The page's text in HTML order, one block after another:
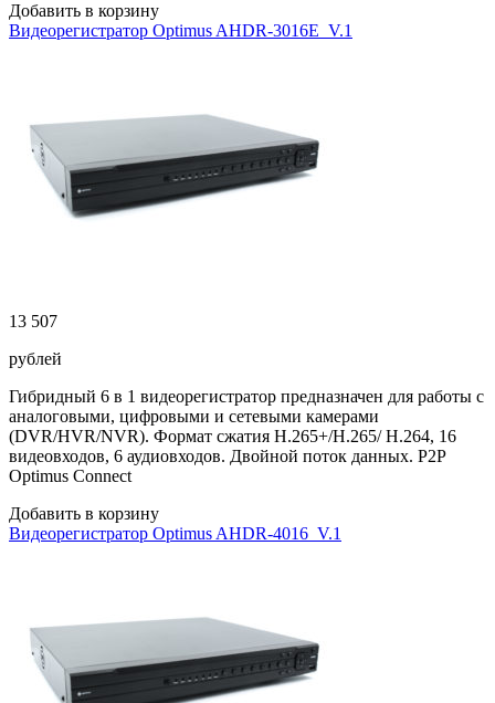
Добавить в корзину
Видеорегистратор Optimus AHDR-3016E_V.1
13 507
рублей
Гибридный 6 в 1 видеорегистратор предназначен для работы с
аналоговыми, цифровыми и сетевыми камерами
(DVR/HVR/NVR). Формат сжатия H.265+/H.265/ H.264, 16
видеовходов, 6 аудиовходов. Двойной поток данных. P2P
Optimus Connect
Добавить в корзину
Видеорегистратор Optimus AHDR-4016_V.1